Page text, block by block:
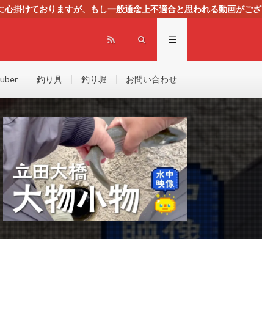
掛けておりますが、もし一般通念上不適合と思われる動画がござ
釣り具 釣り堀 お問い合わせ